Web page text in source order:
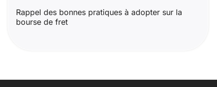
Rappel des bonnes pratiques à adopter sur la
bourse de fret